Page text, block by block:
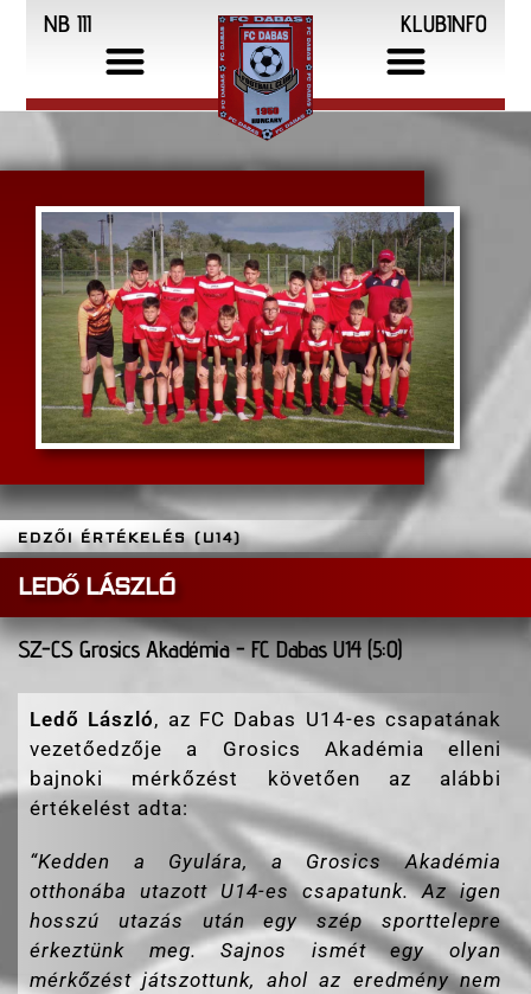
NB III KLUBINFO
EDZŐI ÉRTÉKELÉS (U14)
LEDŐ LÁSZLÓ
SZ-CS Grosics Akadémia - FC Dabas U14 (5:0)
Ledő László, az FC Dabas U14-es csapatának
vezetőedzője a Grosics Akadémia elleni
bajnoki mérkőzést követően az alábbi
értékelést adta:
“Kedden a Gyulára, a Grosics Akadémia
otthonába utazott U14-es csapatunk. Az igen
hosszú utazás után egy szép sporttelepre
érkeztünk meg. Sajnos ismét egy olyan
mérkőzést játszottunk, ahol az eredmény nem